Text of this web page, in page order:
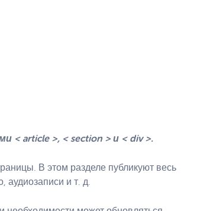
< article >, < section > и < div >.
В этом разделе публикуют весь
аудиозаписи и т. д.